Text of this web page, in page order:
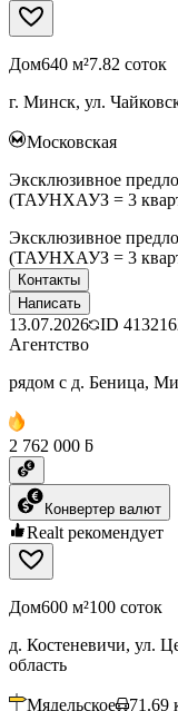
Дом640 м²7.82 соток
г. Минск, ул.
Московская
Эксклюзивное
(ТАУНХАУЗ = 3
Эксклюзивное
(ТАУНХАУЗ = 3
Контакты
Написать
13.07.2026 ID
Агентство
рядом с д. Беница,
2 762 000 ƃ
Конвертер валют
Realt рекомендует
Дом600 м²100 соток
д. Костеневичи, ул.
область
Мядельское 71.69